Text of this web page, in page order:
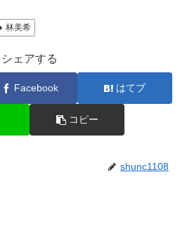
林美希
シェアする
Facebook はてブ
コピー
shunc1108